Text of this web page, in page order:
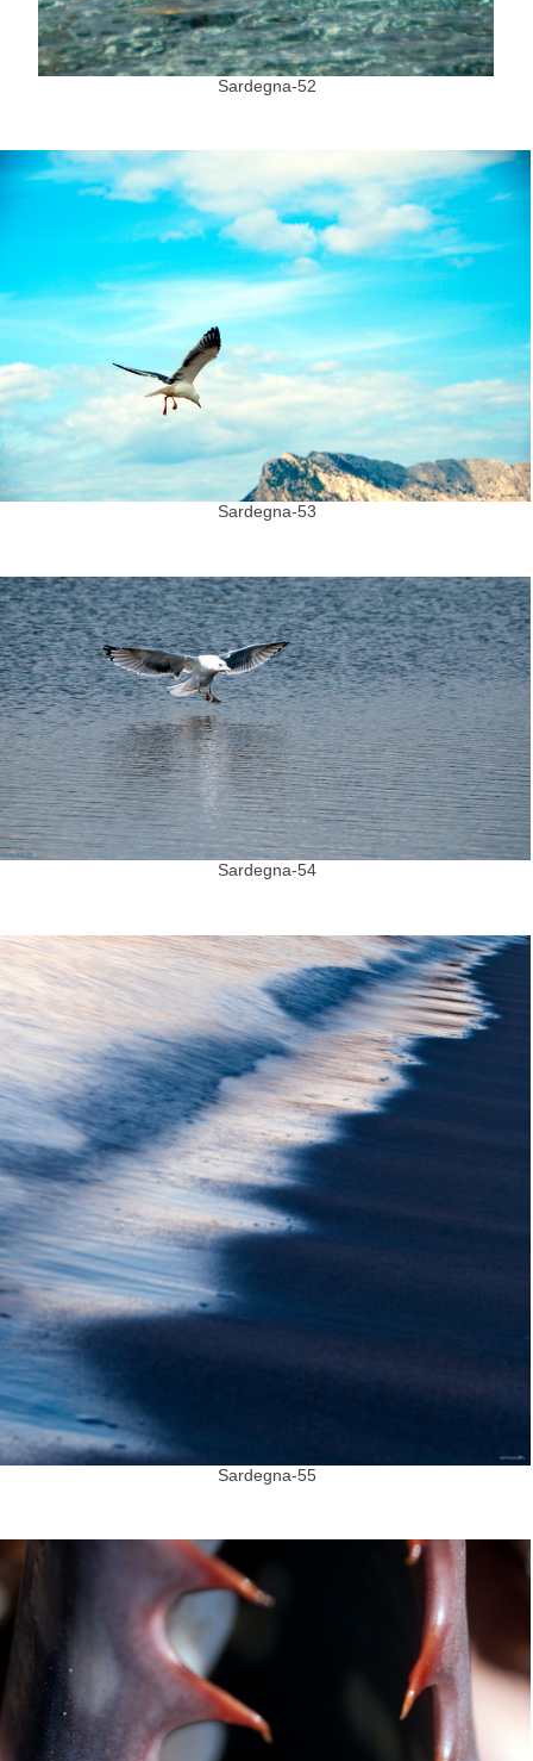
Sardegna-52
Sardegna-53
Sardegna-54
Sardegna-55